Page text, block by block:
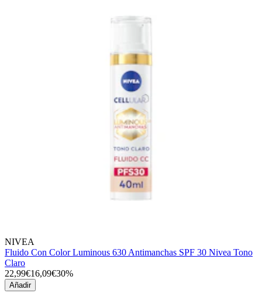
NIVEA
Fluido Con Color Luminous 630 Antimanchas SPF 30 Nivea Tono
Claro
22,99€16,09€30%
Añadir